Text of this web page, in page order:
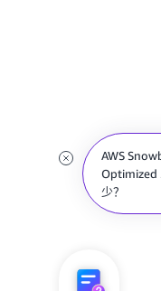
AWS
Optimized
少？